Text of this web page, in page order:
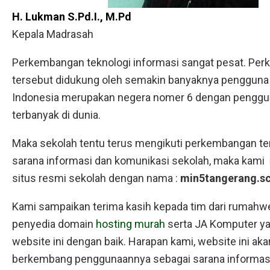
H. Lukman S.Pd.I., M.Pd
Kepala Madrasah
Perkembangan teknologi informasi sangat pesat.
tersebut didukung oleh semakin banyaknya
Indonesia merupakan negera nomer 6 dengan
terbanyak di dunia.
Maka sekolah tentu terus mengikuti perkembangan
sarana informasi dan komunikasi sekolah, maka
situs resmi sekolah dengan nama :
Kami sampaikan terima kasih kepada tim dari
penyedia domain hosting murah serta JA Komputer
website ini dengan baik. Harapan kami, website ini
berkembang penggunaannya sebagai sarana